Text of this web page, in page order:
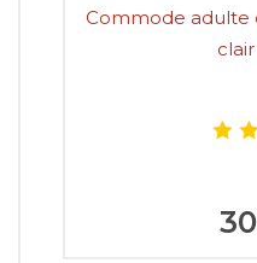
Commode adulte